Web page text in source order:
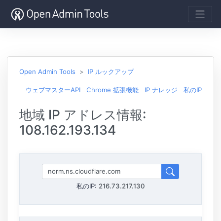
Open Admin Tools IP ルックアップ
ウェブマスターAPI Chrome 拡張機能 IP ナレッジ 私のIP
地域 IP アドレス情報:
108.162.193.134
私のIP: 216.73.217.130